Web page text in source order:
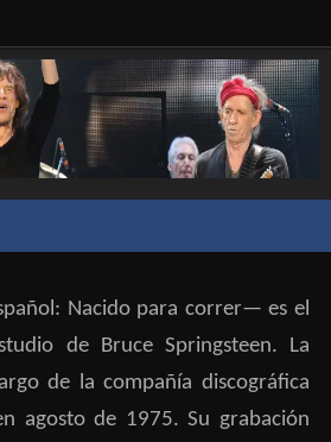
Nacido para correr— es el
de Bruce Springsteen. La
de la compañía discográfica
agosto de 1975. Su grabación